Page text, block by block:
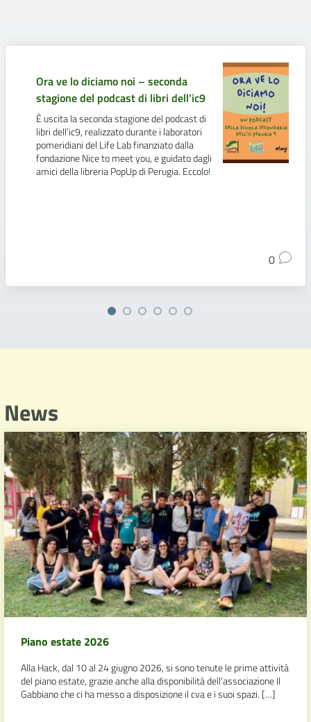
Ora ve lo diciamo noi – seconda
stagione del podcast di libri dell’ic9
È uscita la seconda stagione del podcast di
libri dell’ic9, realizzato durante i laboratori
pomeridiani del Life Lab finanziato dalla
fondazione Nice to meet you, e guidato dagli
amici della libreria PopUp di Perugia. Eccolo!
0
News
Piano estate 2026
Alla Hack, dal 10 al 24 giugno 2026, si sono tenute le prime attività
del piano estate, grazie anche alla disponibilità dell’associazione Il
Gabbiano che ci ha messo a disposizione il cva e i suoi spazi. […]